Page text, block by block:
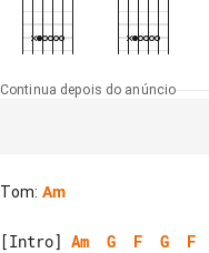
Continua depois do anúncio
Tom: Am
[Intro] Am G F G F